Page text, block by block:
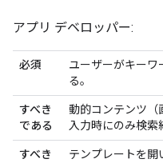
アプリ デベロッパー:
必須
ユーザーがキーワ
る。
すべき
である
動的コンテンツ（
入力時にのみ検索
すべき
テンプレートを開